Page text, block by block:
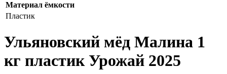
Материал ёмкости
Пластик
Ульяновский мёд Малина 1
кг пластик Урожай 2025